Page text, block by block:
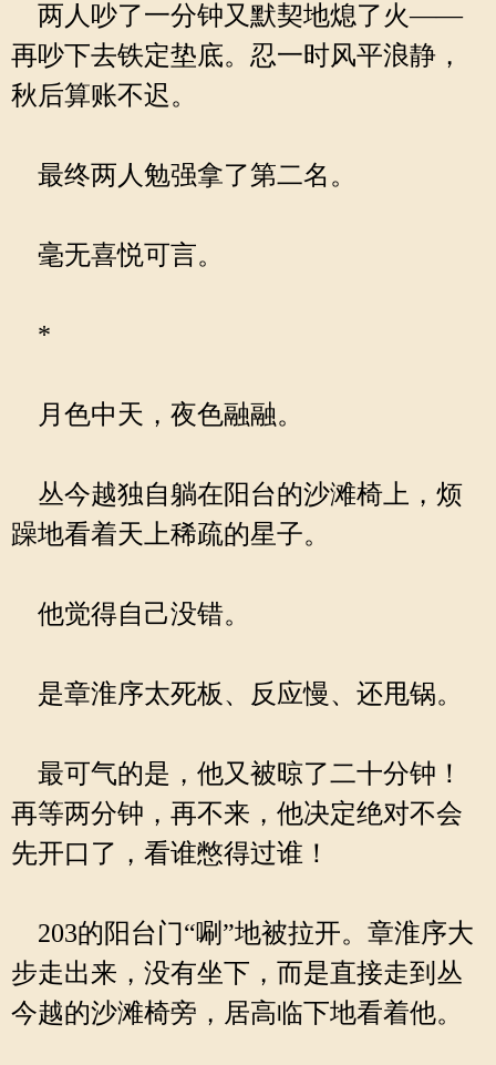
两人吵了一分钟又默契地熄了火——
再吵下去铁定垫底。忍一时风平浪静，
秋后算账不迟。
最终两人勉强拿了第二名。
毫无喜悦可言。
*
月色中天，夜色融融。
丛今越独自躺在阳台的沙滩椅上，烦
躁地看着天上稀疏的星子。
他觉得自己没错。
是章淮序太死板、反应慢、还甩锅。
最可气的是，他又被晾了二十分钟！
再等两分钟，再不来，他决定绝对不会
先开口了，看谁憋得过谁！
203的阳台门“唰”地被拉开。章淮序大
步走出来，没有坐下，而是直接走到丛
今越的沙滩椅旁，居高临下地看着他。